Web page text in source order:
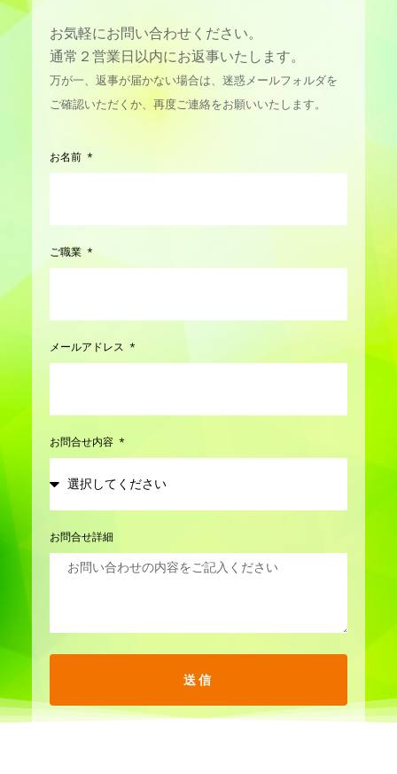
お気軽にお問い合わせください。
通常２営業日以内にお返事いたします。
万が一、返事が届かない場合は、迷惑メールフォルダを
ご確認いただくか、再度ご連絡をお願いいたします。
お名前
ご職業
メールアドレス
お問合せ内容
お問合せ詳細
送信